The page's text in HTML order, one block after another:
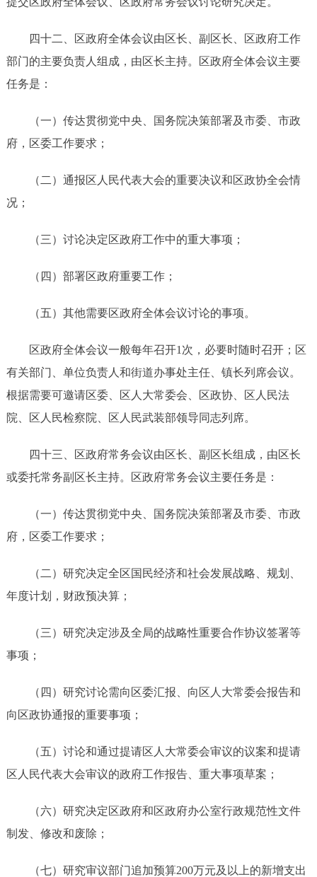
四十二 、区政府全体会议由区长、副区长、区政府工作
部门的主要负责人组成，由区长主持。区政府全体会议主要
任务是：
（一）传达贯彻党中央、国务院决策部署及市委、市政
府， 区委工作要求；
（二）通报区人民代表大会的重要决议和区政协全会情
况；
（三）讨论决定区政府工作中的重大事项；
（四）部署区政府重要工作；
（五）其他需要区政府全体会议讨论的事项。
区政府全体会议一般每年召开1次 ，必要时随时召开；区
有关部门、单位负责人和街道办事处主任、镇长列席会议。
根据需要可邀请区委、区人大常委会、区政协、区人民法
院、区人民检察院、区人民武装部领导同志列席。
四十三 、区政府常务会议由区长、副区长组成，由区长
或委托常务副区长主持。区政府常务会议主要任务是：
（一）传达贯彻党中央、国务院决策部署及市委、市政
府，区委工作要求；
（二）研究决定全区国民经济和社会发展战略、规划、
年度计划，财政预决算；
（三）研究决定涉及全局的战略性重要合作协议签署等
事项；
（四）研究讨论需向区委汇报、向区人大常委会报告和
向区政协通报的重要事项；
（五）讨论和通过提请区人大常委会审议的议案和提请
区人民代表大会审议的政府工作报告、重大事项草案；
（六） 研究决定区政府和区政府办公室行政规范性文件
制发、修改和废除；
（七）研究审议部门追加预算200万元及以上的新增支出